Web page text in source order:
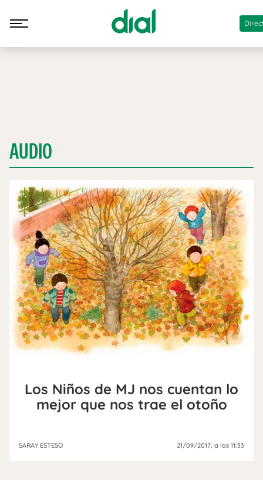
AUDIO
Los Niños de MJ nos cuentan lo
mejor que nos trae el otoño
SARAY ESTESO 21/09/2017 , a las 11:33